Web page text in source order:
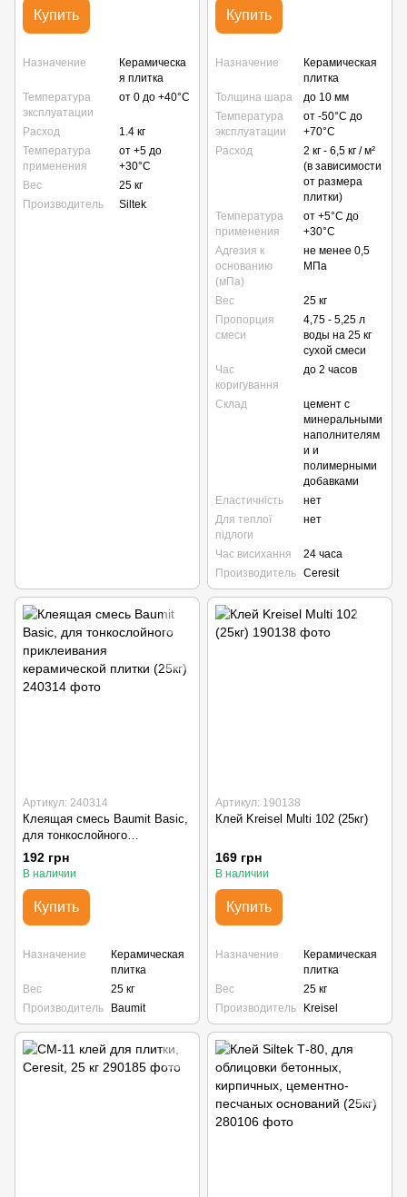
Купить
Назначение
Керамическа
я плитка
Температура
эксплуатации
от 0 до +40°С
Расход
1.4 кг
Температура
применения
от +5 до
+30°С
Вес
25 кг
Производитель
Siltek
Купить
Назначение
Керамическая
плитка
Толщина шара
до 10 мм
Температура
эксплуатации
от -50°С до
+70°С
Расход
2 кг - 6,5 кг / м²
(в зависимости
от размера
плитки)
Температура
применения
от +5°С до
+30°С
Адгезия к
основанию
(мПа)
не менее 0,5
МПа
Вес
25 кг
Пропорция
смеси
4,75 - 5,25 л
воды на 25 кг
сухой смеси
Час
коригування
до 2 часов
Склад
цемент с
минеральными
наполнителям
и и
полимерными
добавками
Еластичність
нет
Для теплої
підлоги
нет
Час висихання
24 часа
Производитель Ceresit
Артикул: 240314
Клеящая смесь Baumit Basic,
для тонкослойного
приклеивания керамической
плитки (25кг)
192 грн
В наличии
Купить
Назначение
Керамическая
плитка
Вес
25 кг
Производитель
Baumit
Артикул: 190138
Клей Kreisel Multi 102 (25кг)
169 грн
В наличии
Купить
Назначение
Керамическая
плитка
Вес
25 кг
Производитель
Kreisel